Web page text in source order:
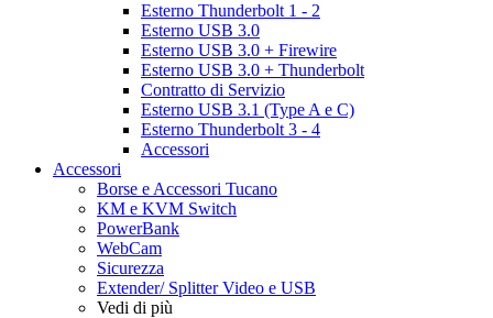
Esterno Thunderbolt 1 - 2
Esterno USB 3.0
Esterno USB 3.0 + Firewire
Esterno USB 3.0 + Thunderbolt
Contratto di Servizio
Esterno USB 3.1 (Type A e C)
Esterno Thunderbolt 3 - 4
Accessori
Accessori
Borse e Accessori Tucano
KM e KVM Switch
PowerBank
WebCam
Sicurezza
Extender/ Splitter Video e USB
Vedi di più